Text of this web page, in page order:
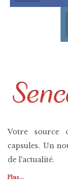
Votre source
capsules. Un
de l'actualité.
Plus...